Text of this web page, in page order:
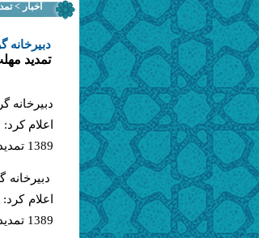
اخبار >
دبيرخانه
تمديد
دبيرخانه
اعلام
1389 تمديد شد.»
اعلام
1389 تمديد شد.»